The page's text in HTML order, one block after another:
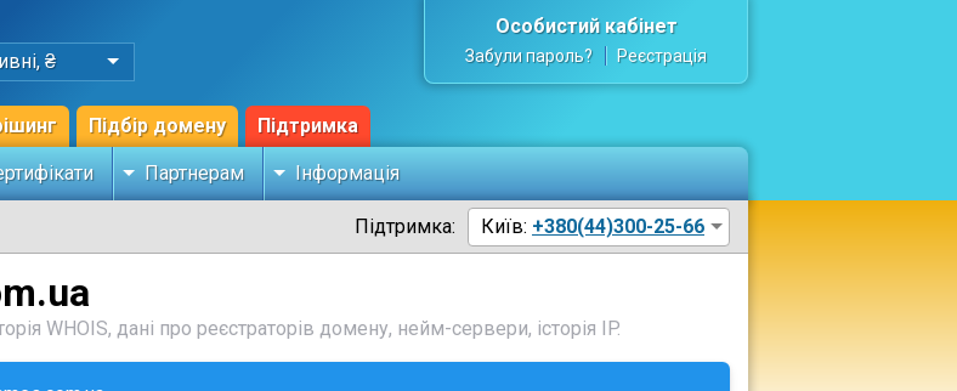
₴
Підбір домену Підтримка
Особистий кабінет
Забули пароль? Реєстрація
Партнерам Інформація
Підтримка: Київ: +380(44)300-25-66
WHOIS, дані про реєстраторів домену, нейм-сервери, історія IP.